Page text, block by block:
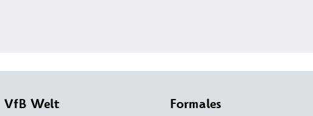
VfB Welt Formales